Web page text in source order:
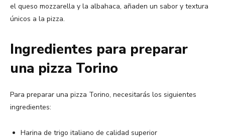
el queso mozzarella y la albahaca, añaden un sabor y textura
únicos a la pizza.
Ingredientes para preparar
una pizza Torino
Para preparar una pizza Torino, necesitarás los siguientes
ingredientes:
Harina de trigo italiano de calidad superior